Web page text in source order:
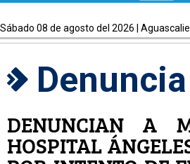
sábado 08 de agosto del 2026 |
DENUNCIAN A
HOSPITAL